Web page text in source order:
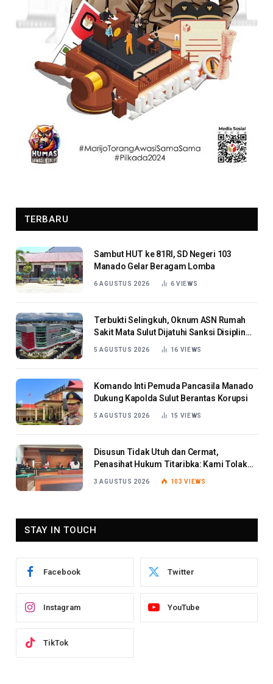
TERBARU
Sambut HUT ke 81RI, SD Negeri 103
Manado Gelar Beragam Lomba
6 AGUSTUS 2026 6 VIEWS
Terbukti Selingkuh, Oknum ASN Rumah
Sakit Mata Sulut Dijatuhi Sanksi Disiplin
5 AGUSTUS 2026 16 VIEWS
Komando Inti Pemuda Pancasila Manado
Dukung Kapolda Sulut Berantas Korupsi
5 AGUSTUS 2026 15 VIEWS
Disusun Tidak Utuh dan Cermat,
Penasihat Hukum Titaribka: Kami Tolak
3 AGUSTUS 2026 103VIEWS
STAY IN TOUCH
Facebook Twitter
Instagram YouTube
TikTok